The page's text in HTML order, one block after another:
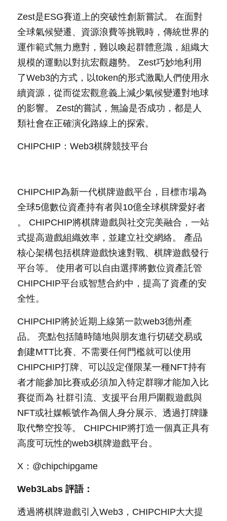
Zest是ESG賽道上的突破性創新嘗試。 在面對
全球氣候變遷、資源浪費等挑戰時，傳統世界的
運作範式無力應對，難以喚起群體意識，組織大
規模的運動以對抗宏觀趨勢。 Zest巧妙地利用
了Web3的方式，以token的形式激勵人們使用永
續資源，從而從宏觀意義上減少氣候變遷對地球
的影響。 Zest的嘗試，無論是否成功，都是人
類社會在正確演化路線上的探索。
CHIPCHIP：Web3棋牌競技平台
CHIPCHIP為新一代棋牌遊戲平台，目標市場為
全球5億數位資產持有者與10億全球棋牌愛好者
。 CHIPCHIP將棋牌遊戲與社交完美融合，一站
式提高遊戲組織效率，並建立社交網絡。 產品
核心架構包括棋牌遊戲快速對戰、棋牌遊戲發行
平台等。 使用者可以自由選擇將數位資產託管
CHIPCHIP平台或智慧合約中，提高了資產的安
全性。
CHIPCHIP將於近期上線第一款web3德州產
品。 亮點包括隨時隨地與朋友進行切磋交易或
創建MTT比賽、不需要任何門檻就可以使用
CHIPCHIP打牌、可以設定僅限某一種NFT持有
者才能參加比賽或必須加入特定群聊才能加入比
賽從而為 社群引流、支援平台用戶圍觀遊戲與
NFT或社媒帳號作為個人身分展示、透過打牌賺
取代幣空投等。 CHIPCHIP將打造一個真正具有
高度可玩性的web3棋牌遊戲平台。
X：@chipchipgame
Web3Labs 評語：
透過將棋牌遊戲引入Web3，CHIPCHIP大大提